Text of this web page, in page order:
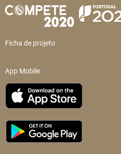
Ficha de projeto
App Mobile